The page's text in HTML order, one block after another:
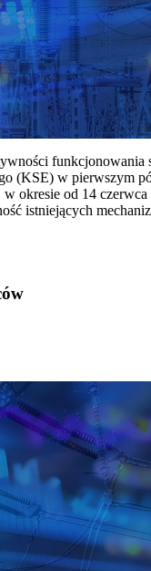
(KSE) w pierwszym
okresie od 14
istniejących